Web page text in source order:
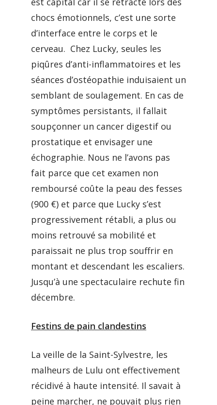
chocs émotionnels, c’est une sorte
d’interface entre le corps et le
cerveau. Chez Lucky, seules les
piqûres d’anti-inflammatoires et les
séances d’ostéopathie induisaient un
semblant de soulagement. En cas de
symptômes persistants, il fallait
soupçonner un cancer digestif ou
prostatique et envisager une
échographie. Nous ne l’avons pas
fait parce que cet examen non
remboursé coûte la peau des fesses
(900 €) et parce que Lucky s’est
progressivement rétabli, a plus ou
moins retrouvé sa mobilité et
paraissait ne plus trop souffrir en
montant et descendant les escaliers.
Jusqu’à une spectaculaire rechute fin
décembre.
Festins de pain clandestins
La veille de la Saint-Sylvestre, les
malheurs de Lulu ont effectivement
récidivé à haute intensité. Il savait à
peine marcher, ne pouvait plus rien